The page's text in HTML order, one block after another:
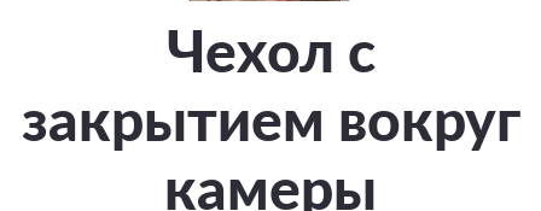
Чехол с
закрытием вокруг
камеры